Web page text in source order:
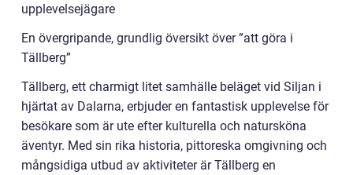
upplevelsejägare
En övergripande, grundlig översikt över ”att göra i
Tällberg”
Tällberg, ett charmigt litet samhälle beläget vid Siljan i
hjärtat av Dalarna, erbjuder en fantastisk upplevelse för
besökare som är ute efter kulturella och natursköna
äventyr. Med sin rika historia, pittoreska omgivning och
mångsidiga utbud av aktiviteter är Tällberg en